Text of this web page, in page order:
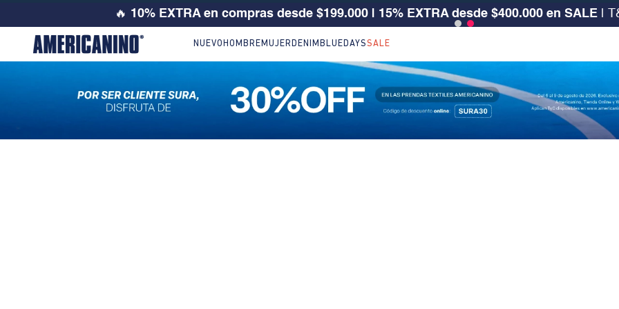
🔥 10% EXTRA en compras desde $199.000 | 15% EXTRA desde $400.000 en SALE |
NUEVO HOMBRE MUJER DENIM BLUEDAYSSALE